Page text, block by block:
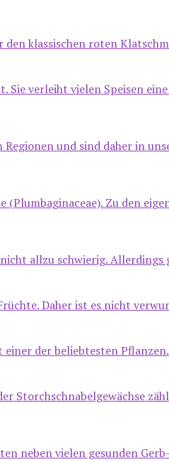
klassischen roten
Sie verleiht vielen Speisen
und sind daher in
(Plumbaginaceae). Zu den
allzu schwierig. Allerdings
Daher ist es nicht
der beliebtesten Pflanzen.
neben vielen gesunden